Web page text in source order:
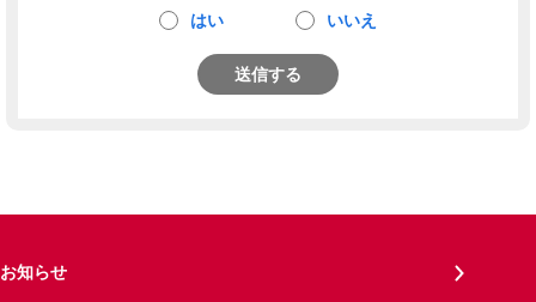
はい いいえ
送信する
お知らせ